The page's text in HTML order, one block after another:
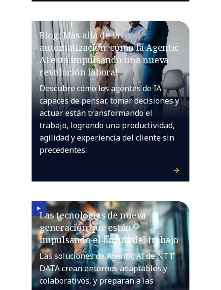
Blog: Más allá de la
automatización: cómo la Agentic
AI está impulsando una nueva
revolución laboral
Descubre cómo los agentes de IA
capaces de pensar, tomar decisiones y
actuar están transformando el
trabajo, logrando una productividad,
agilidad y experiencia del cliente sin
precedentes.
Las tecnologías de nueva
generación que están
impulsando el futuro del trabajo
Las soluciones de Agentic AI de NTT
DATA crean entornos adaptables y
colaborativos, y preparan a las